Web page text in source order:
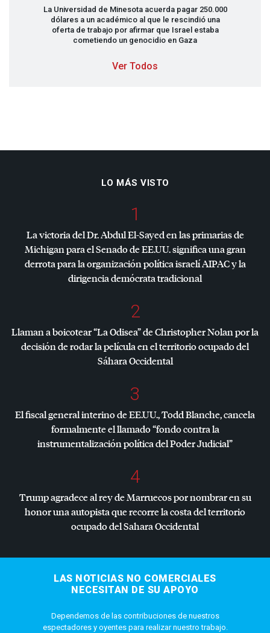
La Universidad de Minesota acuerda pagar 250.000
dólares a un académico al que le rescindió una
oferta de trabajo por afirmar que Israel estaba
cometiendo un genocidio en Gaza
Ver Todos
LO MÁS VISTO
1
La victoria del Dr. Abdul El-Sayed en las primarias de
Michigan para el Senado de EE.UU. significa una gran
derrota para la organización política israelíAIPACy la
dirigencia demócrata tradicional
2
Llaman a boicotear “La Odisea” de Christopher Nolan por la
decisión de rodar la película en el territorio ocupado del
Sáhara Occidental
3
El fiscal general interino de EE.UU., Todd Blanche, cancela
formalmente el llamado “fondo contra la
instrumentalización política del Poder Judicial”
4
Trump agradece al rey de Marruecos por nombrar en su
honor una autopista que recorre la costa del territorio
ocupado del Sahara Occidental
LAS NOTICIAS NO COMERCIALES
NECESITAN DE SU APOYO
Dependemos de las contribuciones de nuestros
espectadores y oyentes para realizar nuestro trabajo.